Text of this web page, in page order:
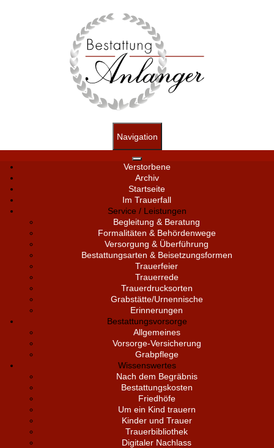
Navigation
Verstorbene
Archiv
Startseite
Im Trauerfall
Service / Leistungen
Begleitung & Beratung
Formalitäten & Behördenwege
Versorgung & Überführung
Bestattungsarten & Beisetzungsformen
Trauerfeier
Trauerrede
Trauerdrucksorten
Grabstätte/Urnennische
Erinnerungen
Bestattungsvorsorge
Allgemeines
Vorsorge-Versicherung
Grabpflege
Wissenswertes
Nach dem Begräbnis
Bestattungskosten
Friedhöfe
Um ein Kind trauern
Kinder und Trauer
Trauerbibliothek
Digitaler Nachlass